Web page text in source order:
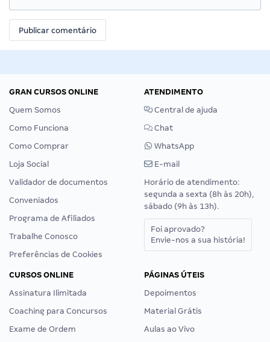
GRAN CURSOS ONLINE
Quem Somos
Como Funciona
Como Comprar
Loja Social
Validador de documentos
Conveniados
Programa de Afiliados
Trabalhe Conosco
Preferências de Cookies
ATENDIMENTO
Central de ajuda
Chat
WhatsApp
E-mail
Horário de atendimento:
segunda a sexta (8h às 20h),
sábado (9h às 13h).
Foi aprovado?
Envie-nos a sua história!
CURSOS ONLINE
Assinatura Ilimitada
Coaching para Concursos
Exame de Ordem
PÁGINAS ÚTEIS
Depoimentos
Material Grátis
Aulas ao Vivo